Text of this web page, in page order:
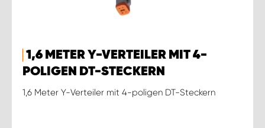
1,6 METER Y-VERTEILER MIT 4-
POLIGEN DT-STECKERN
1,6 Meter Y-Verteiler mit 4-poligen DT-Steckern